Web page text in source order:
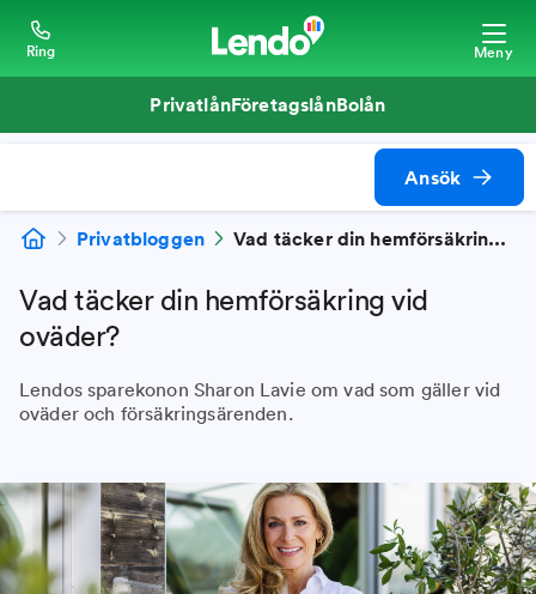
Ring Meny
PrivatlånFöretagslånBolån
Ansök
Privatbloggen Vad täcker din hemförsäkring vid oväder?
Vad täcker din hemförsäkring vid
oväder?
Lendos sparekonon Sharon Lavie om vad som gäller vid
oväder och försäkringsärenden.